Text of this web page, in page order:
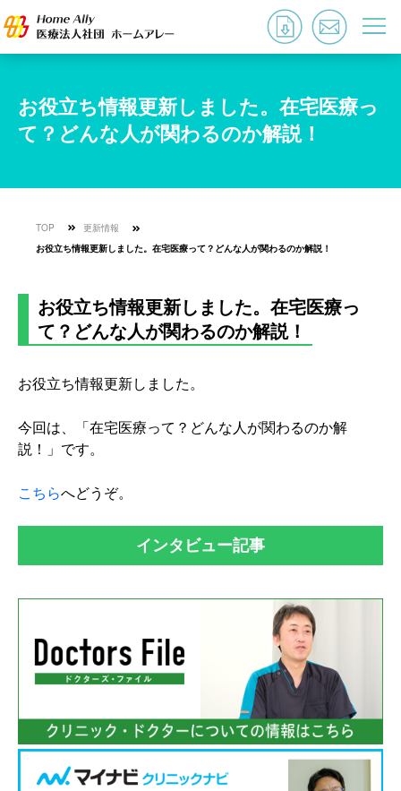
お役立ち情報更新しました。在宅医療っ
て？どんな人が関わるのか解説！
TOP 更新情報
お役立ち情報更新しました。在宅医療って？どんな人が関わるのか解説！
お役立ち情報更新しました。在宅医療っ
て？どんな人が関わるのか解説！
お役立ち情報更新しました。
今回は、「在宅医療って？どんな人が関わるのか解
説！」です。
こちらへどうぞ。
インタビュー記事